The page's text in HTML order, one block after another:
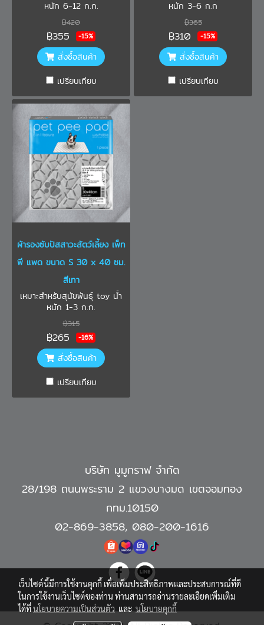
หนัก 6-12 ก.ก.
฿420
฿355 -15%
สั่งซื้อสินค้า
เปรียบเทียบ
หนัก 3-6 ก.ก
฿365
฿310 -15%
สั่งซื้อสินค้า
เปรียบเทียบ
ผ้ารองซับปัสสาวะสัตว์เลี้ยง เพ็ท
พี แพด ขนาด S 30 x 40 ซม.
สีเทา
เหมาะสำหรับสุนัขพันธุ์ toy น้ำ
หนัก 1-3 ก.ก.
฿315
฿265 -16%
สั่งซื้อสินค้า
เปรียบเทียบ
บริษัท มูมูกราฟ จำกัด
28/198 ถนนพระราม 2 แขวงบางมด เขตจอมทอง
กทม.10150
02-869-3858, 080-200-1616
เว็บไซต์นี้มีการใช้งานคุกกี้ เพื่อเพิ่มประสิทธิภาพและประสบการณ์ที่ดี
ในการใช้งานเว็บไซต์ของท่าน ท่านสามารถอ่านรายละเอียดเพิ่มเติม
ได้ที่นโยบายความเป็นส่วนตัว และ นโยบายคุกกี้